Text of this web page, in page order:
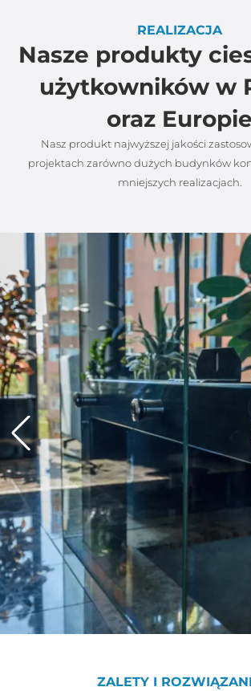
REALIZACJA
Nasze produkty
użytkowników w
oraz Europie
Nasz produkt najwyższej jakości
projektach zarówno dużych budynków
mniejszych realizacjach.
ZALETY I